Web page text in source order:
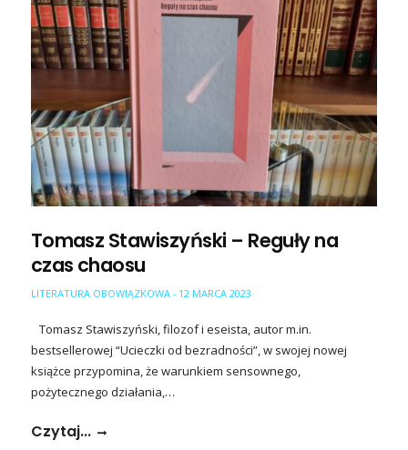
Tomasz Stawiszyński – Reguły na
czas chaosu
LITERATURA OBOWIĄZKOWA - 12 MARCA 2023
Tomasz Stawiszyński, filozof i eseista, autor m.in.
bestsellerowej “Ucieczki od bezradności”, w swojej nowej
książce przypomina, że warunkiem sensownego,
pożytecznego działania,…
Czytaj...